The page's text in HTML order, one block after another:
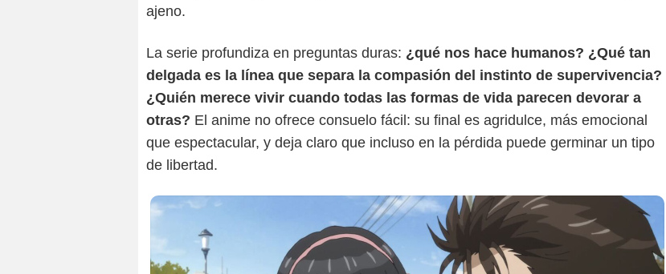
ajeno.
La serie profundiza en preguntas duras: ¿qué nos hace humanos? ¿Qué tan
delgada es la línea que separa la compasión del instinto de supervivencia?
¿Quién merece vivir cuando todas las formas de vida parecen devorar a
otras? El anime no ofrece consuelo fácil: su final es agridulce, más emocional
que espectacular, y deja claro que incluso en la pérdida puede germinar un tipo
de libertad.